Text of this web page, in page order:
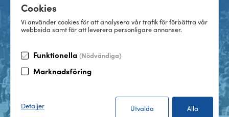
Cookies
Vi använder cookies för att analysera vår trafik för förbättra vår
webbsida samt för att leverera personligare annonser.
Funktionella (Nödvändiga)
Marknadsföring
Detaljer
Villkor
Cookies